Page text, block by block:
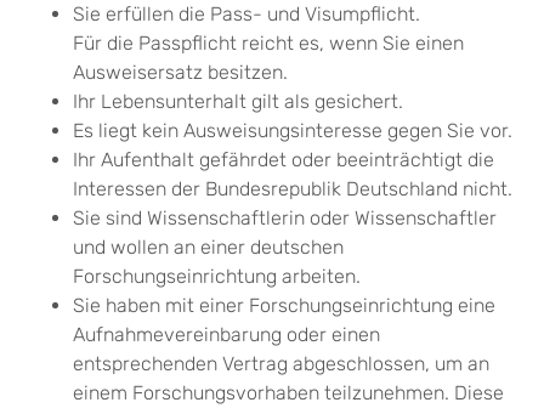
Sie erfüllen die Pass- und Visumpflicht.
Für die Passpflicht reicht es, wenn Sie einen
Ausweisersatz besitzen.
Ihr Lebensunterhalt gilt als gesichert.
Es liegt kein Ausweisungsinteresse gegen Sie vor.
Ihr Aufenthalt gefährdet oder beeinträchtigt die
Interessen der Bundesrepublik Deutschland nicht.
Sie sind Wissenschaftlerin oder Wissenschaftler
und wollen an einer deutschen
Forschungseinrichtung arbeiten.
Sie haben mit einer Forschungseinrichtung eine
Aufnahmevereinbarung oder einen
entsprechenden Vertrag abgeschlossen, um an
einem Forschungsvorhaben teilzunehmen. Diese